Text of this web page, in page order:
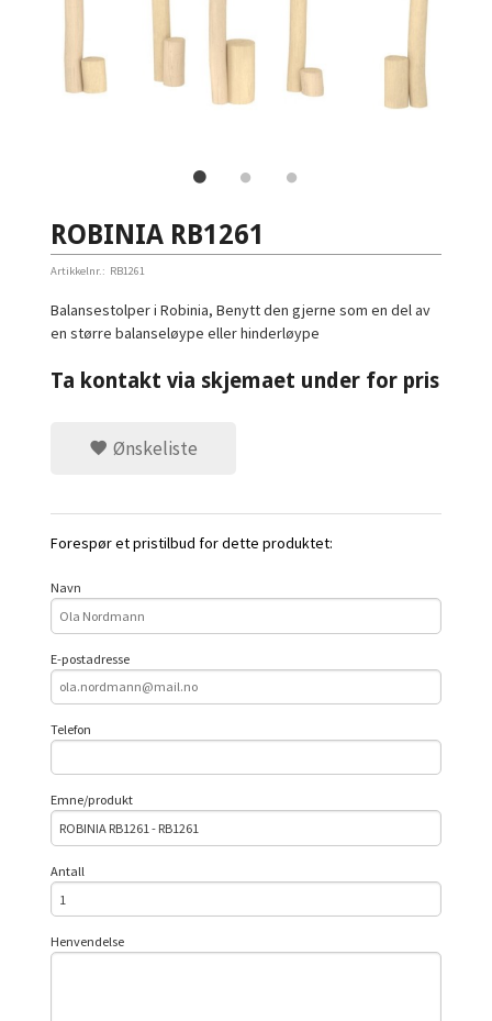
ROBINIA RB1261
Artikkelnr.: RB1261
Balansestolper i Robinia, Benytt den gjerne som en del av
en større balanseløype eller hinderløype
Ta kontakt via skjemaet under for pris
Ønskeliste
Forespør et pristilbud for dette produktet:
Navn
E-postadresse
Telefon
Emne/produkt
Antall
Henvendelse